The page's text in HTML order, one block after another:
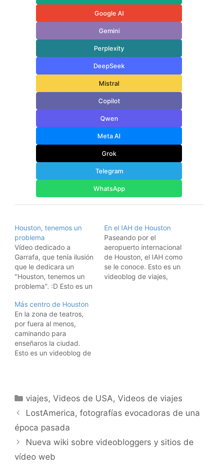
Google AI
Gemini
Perplexity
DeepSeek
Mistral
Copilot
Qwen
Meta AI
Grok
Telegram
WhatsApp
Houston, tenemos un
problema
Vídeo dedicado a
Garrafa, que tenía ilusión
que le dedicara un
"Houston, tenemos un
problema". :D Esto es un
donde muestro mis
viajes. Aquí están todos
los vídeos de los viajes.
Suscribiros a los feeds
RSS: Suscríbete a los
vídeos de viajes de
En el IAH de Houston
Paseando por el
aeropuerto internacional
de Houston, el IAH como
se le conoce. Esto es un
videoblog de viajes,
Más centro de Houston
En la zona de teatros,
por fuera al menos,
caminando para
enseñaros la ciudad.
Esto es un videoblog de
feeds RSS: Suscríbete a
los vídeos de viajes de
AppleTVs, usad…
Categorías
viajes,Videos de USA,Videos de viajes
LostAmerica, fotografías evocadoras de una
época pasada
Nueva wiki sobre videobloggers y sitios de
vídeo web